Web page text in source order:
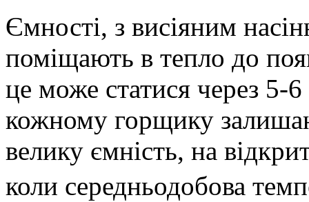
Ємності, з висіяним
поміщають в тепло до
це може статися через 5-
кожному горщику
велику ємність, на
коли середньодобова